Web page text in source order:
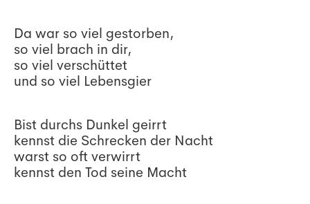
Da war so viel gestorben,
so viel brach in dir,
so viel verschüttet
und so viel Lebensgier
Bist durchs Dunkel geirrt
kennst die Schrecken der Nacht
warst so oft verwirrt
kennst den Tod seine Macht